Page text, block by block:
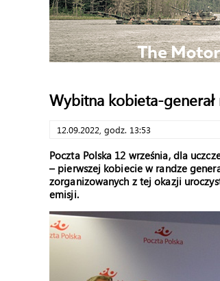
Wybitna kobieta-generał
12.09.2022, godz. 13:53
Poczta Polska 12 września, dla
– pierwszej kobiecie w randze
zorganizowanych z tej okazji
emisji.